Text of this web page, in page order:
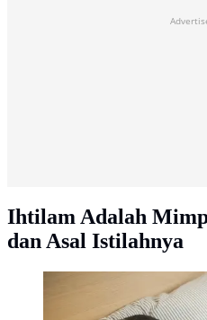
Ihtilam Adalah
dan Asal Istilahnya
Ilustrasi mimpi basah.